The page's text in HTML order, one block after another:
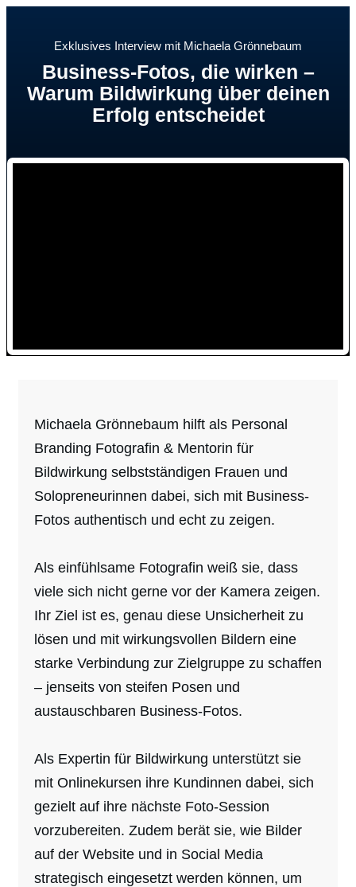
Exklusives Interview mit Michaela Grönnebaum
Business-Fotos, die wirken –
Warum Bildwirkung über deinen
Erfolg entscheidet
Michaela Grönnebaum hilft als Personal
Branding Fotografin & Mentorin für
Bildwirkung selbstständigen Frauen und
Solopreneurinnen dabei, sich mit Business-
Fotos authentisch und echt zu zeigen.
Als einfühlsame Fotografin weiß sie, dass
viele sich nicht gerne vor der Kamera zeigen.
Ihr Ziel ist es, genau diese Unsicherheit zu
lösen und mit wirkungsvollen Bildern eine
starke Verbindung zur Zielgruppe zu schaffen
– jenseits von steifen Posen und
austauschbaren Business-Fotos.
Als Expertin für Bildwirkung unterstützt sie
mit Onlinekursen ihre Kundinnen dabei, sich
gezielt auf ihre nächste Foto-Session
vorzubereiten. Zudem berät sie, wie Bilder
auf der Website und in Social Media
strategisch eingesetzt werden können, um